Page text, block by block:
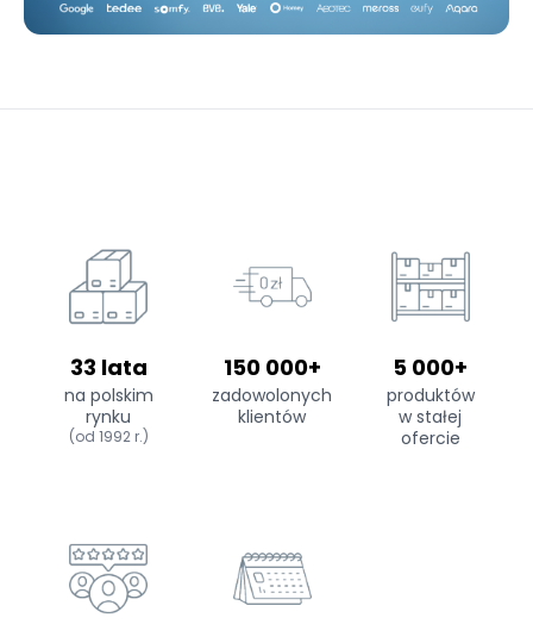
33 lata
na polskim
rynku
(od 1992 r.)
150 000+
zadowolonych
klientów
5 000+
produktów
w stałej
ofercie